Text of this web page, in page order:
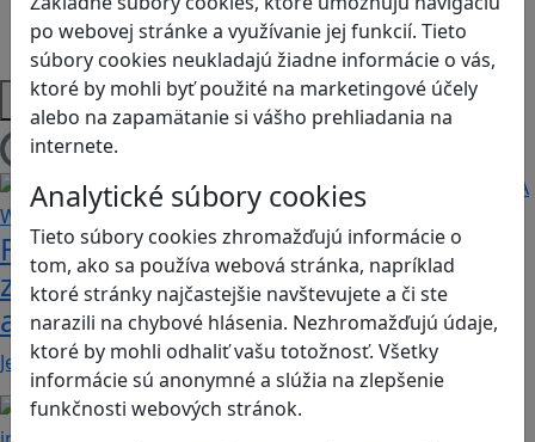
po webovej stránke a využívanie jej funkcií. Tieto
súbory cookies neukladajú žiadne informácie o vás,
ktoré by mohli byť použité na marketingové účely
alebo na zapamätanie si vášho prehliadania na
internete.
Analytické súbory cookies
Tieto súbory cookies zhromažďujú informácie o
tom, ako sa používa webová stránka, napríklad
ktoré stránky najčastejšie navštevujete a či ste
narazili na chybové hlásenia. Nezhromažďujú údaje,
ktoré by mohli odhaliť vašu totožnosť. Všetky
informácie sú anonymné a slúžia na zlepšenie
funkčnosti webových stránok.
Strategické myslenie
Zdravie a pohyb
Platformy
Načítam blogy
Fotografujte zvieratká, aby ste
zachránili ostrov v Alba: A Wildlife
adventure
Jednoduchá hra, vhodná pre kohokoľvek z rodiny,…